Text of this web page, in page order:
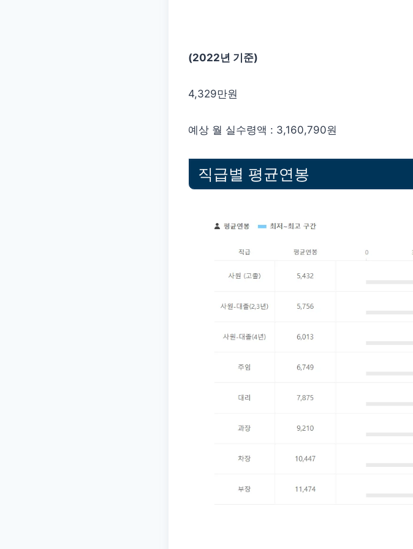
(2022년 기준)
4,329만원
예상 월 실수령액 : 3,160,790원
직급별 평균연봉